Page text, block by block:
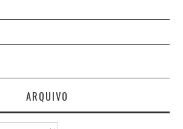
ARQUIVO